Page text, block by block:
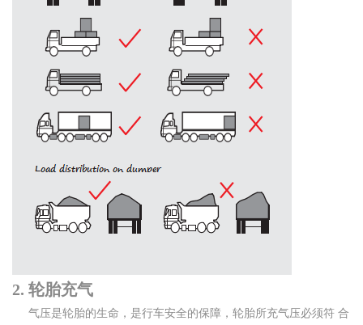
2. 轮胎充气
气压是轮胎的生命，是行车安全的保障，轮胎所充气压必须符 合